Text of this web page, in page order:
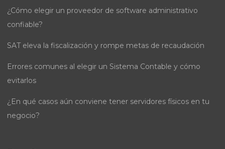
¿Cómo elegir un proveedor de software administrativo
confiable?
SAT eleva la fiscalización y rompe metas de recaudación
Errores comunes al elegir un Sistema Contable y cómo
evitarlos
¿En qué casos aún conviene tener servidores físicos en tu
negocio?